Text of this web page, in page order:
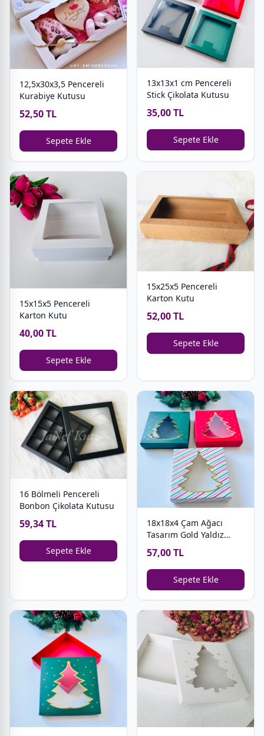
12,5x30x3,5 Pencereli
Kurabiye Kutusu
52,50 TL
Sepete Ekle
13x13x1 cm Pencereli
Stick Çikolata Kutusu
35,00 TL
Sepete Ekle
15x15x5 Pencereli
Karton Kutu
40,00 TL
Sepete Ekle
15x25x5 Pencereli
Karton Kutu
52,00 TL
Sepete Ekle
16 Bölmeli Pencereli
Bonbon Çikolata Kutusu
59,34 TL
Sepete Ekle
18x18x4 Çam Ağacı
Tasarım Gold Yaldız
Kutu
57,00 TL
Sepete Ekle